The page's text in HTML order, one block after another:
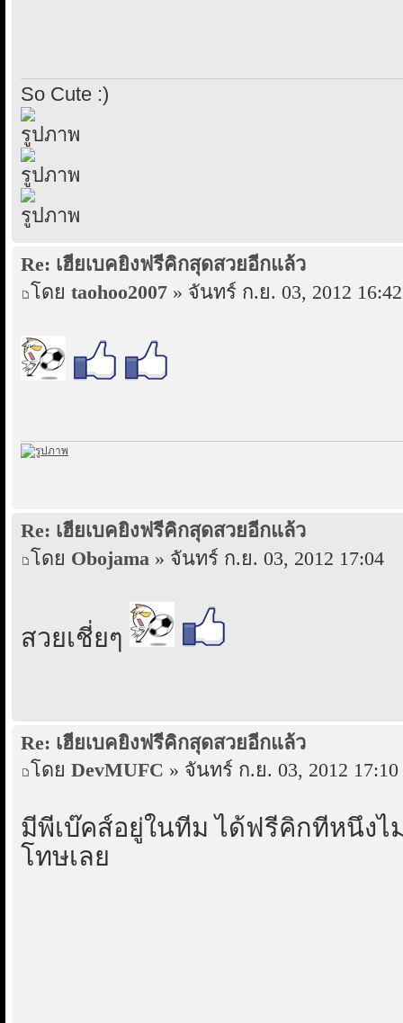
So Cute :)
Re: เฮียเบคยิงฟรีคิกสุดสวยอีกแล้ว
โดย taohoo2007 » จันทร์ ก.ย. 03, 2012 16:42
Re: เฮียเบคยิงฟรีคิกสุดสวยอีกแล้ว
โดย Obojama » จันทร์ ก.ย. 03, 2012 17:04
สวยเชี่ยๆ
Re: เฮียเบคยิงฟรีคิกสุดสวยอีกแล้ว
โดย DevMUFC » จันทร์ ก.ย. 03, 2012 17:10
มีพี่เบ๊คส์อยู่ในทีม ได้ฟรีคิกทีหนึ่งไ
โทษเลย